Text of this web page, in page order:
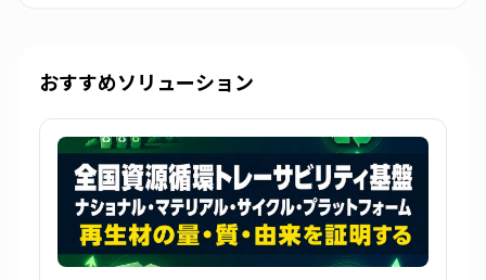
おすすめソリューション